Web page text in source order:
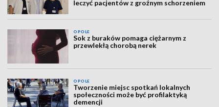
leczyć pacjentów z groźnym schorzeniem
OPOLE
Sok z buraków pomaga ciężarnym z
przewlekłą chorobą nerek
OPOLE
Tworzenie miejsc spotkań lokalnych
społeczności może być profilaktyką
demencji